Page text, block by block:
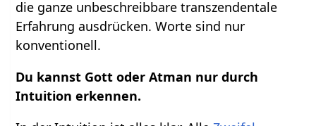
die ganze unbeschreibbare transzendentale
Erfahrung ausdrücken. Worte sind nur
konventionell.
Du kannst Gott oder Atman nur durch
Intuition erkennen.